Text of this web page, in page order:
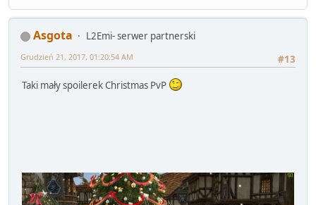
Asgota
L2Emi- serwer partnerski
#13
Grudzień 21, 2017, 01:20:54 AM
Taki mały spoilerek Christmas PvP